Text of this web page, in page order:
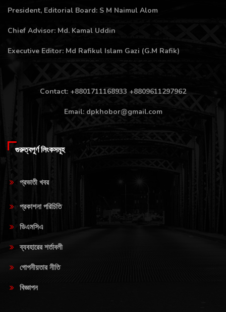
President, Editorial Board: S M Naimul Alom
Chief Advisor: Md. Kamal Uddin
Executive Editor: Md Rafikul Islam Gazi (G.M Rafik)
Contact: +8801711168933 +8809611297962
Email: dpkhobor@gmail.com
গুরুত্বপূর্ণ লিংকসমূহ
প্রভাতী খবর
প্রকাশনা পরিচিতি
ডিএমসিএ
ব্যবহারের শর্তাবলী
গোপনীয়তার নীতি
বিজ্ঞাপন